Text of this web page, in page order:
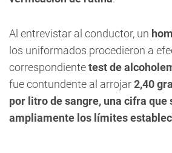
Al entrevistar al conductor, un
los uniformados procedieron a
correspondientetest de
fue contundente al arrojar2,40
por litro de sangre, una cifra que
ampliamente los límites